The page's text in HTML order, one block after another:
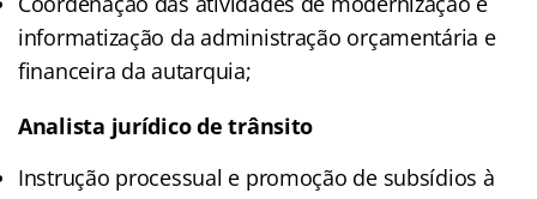
informatização da administração orçamentária e
financeira da autarquia;
Analista jurídico de trânsito
Instrução processual e promoção de subsídios à